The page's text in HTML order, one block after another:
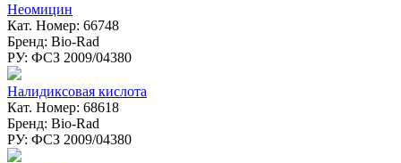
Неомицин
Кат. Номер: 66748
Бренд: Bio-Rad
РУ: ФСЗ 2009/04380
Налидиксовая кислота
Кат. Номер: 68618
Бренд: Bio-Rad
РУ: ФСЗ 2009/04380